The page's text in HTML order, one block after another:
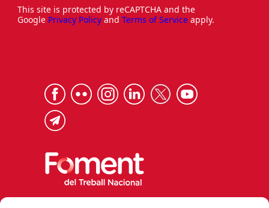
This site is protected by reCAPTCHA and the
Google Privacy Policy and Terms of Service apply.